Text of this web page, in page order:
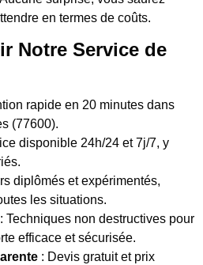
en termes de coûts.
Notre Service de
rapide en 20 minutes dans
(77600).
disponible 24h/24 et 7j/7, y
diplômés et expérimentés,
les situations.
: Techniques non destructives pour
efficace et sécurisée.
: Devis gratuit et prix